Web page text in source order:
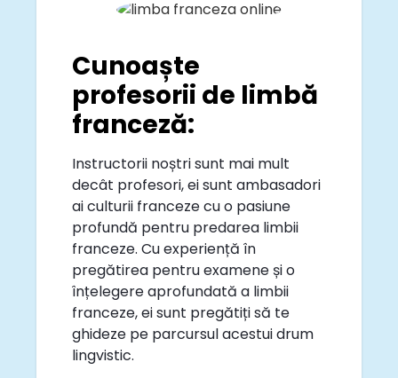
Cunoaște
profesorii de limbă
franceză:
Instructorii noștri sunt mai mult
decât profesori, ei sunt ambasadori
ai culturii franceze cu o pasiune
profundă pentru predarea limbii
franceze. Cu experiență în
pregătirea pentru examene și o
înțelegere aprofundată a limbii
franceze, ei sunt pregătiți să te
ghideze pe parcursul acestui drum
lingvistic.